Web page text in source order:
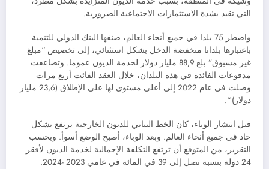
التي تقيد بشدة الاستثمارات الاجتماعية الضرورية.
واضطر 75 بلدا في جميع أنحاء العالم، صنفها البنك الدولي للتنمية
باعتبارها بلدانا منخفضة الدخل بشكل استثنائي، إلى تخصيص “مبلغ
غير مسبوق” بلغ 88,9 مليار دولار لخدمة الديون عموما. وتضاعفت
مدفوعات الفائدة في هذه البلدان، خلال العقد الفائت أربع مرات
وصلت في عام 2022 إلى أعلى مستوى لها على الإطلاق (23,6 مليار
دولار) “.
قبل انتشار الوباء، كان الخط البياني للديون الخارجية يرتفع بشكل
حاد في جميع أنحاء العالم. وبعد الوباء، أصبح الوضع أسوأ. وبحسب
التقرير، من المتوقع أن ترتفع التكلفة الإجمالية لخدمة الديون لأفقر
24 دولة بنسبة تصل إلى 39 في المائة في عامي 2023 -2024.